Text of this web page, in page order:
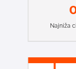
Najniža